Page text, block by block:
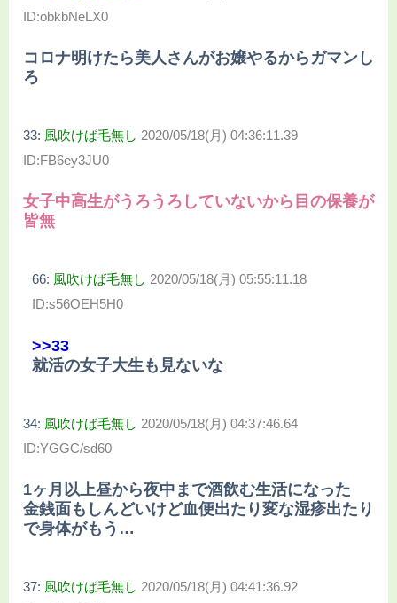
ID:obkbNeLX0
コロナ明けたら美人さんがお嬢やるからガマンし
ろ
33: 風吹けば毛無し 2020/05/18(月) 04:36:11.39
ID:FB6ey3JU0
女子中高生がうろうろしていないから目の保養が
皆無
66: 風吹けば毛無し 2020/05/18(月) 05:55:11.18
ID:s56OEH5H0
>>33
就活の女子大生も見ないな
34: 風吹けば毛無し 2020/05/18(月) 04:37:46.64
ID:YGGC/sd60
1ヶ月以上昼から夜中まで酒飲む生活になった
金銭面もしんどいけど血便出たり変な湿疹出たり
で身体がもう…
37: 風吹けば毛無し 2020/05/18(月) 04:41:36.92